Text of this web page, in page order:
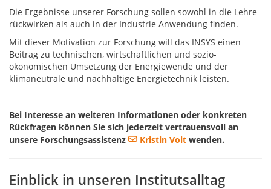
Die Ergebnisse unserer Forschung sollen sowohl in die Lehre
rückwirken als auch in der Industrie Anwendung finden.
Mit dieser Motivation zur Forschung will das INSYS einen
Beitrag zu technischen, wirtschaftlichen und sozio-
ökonomischen Umsetzung der Energiewende und der
klimaneutrale und nachhaltige Energietechnik leisten.
Bei Interesse an weiteren Informationen oder konkreten
Rückfragen können Sie sich jederzeit vertrauensvoll an
unsere Forschungsassistenz
Kristin Voit wenden.
Einblick in unseren Institutsalltag